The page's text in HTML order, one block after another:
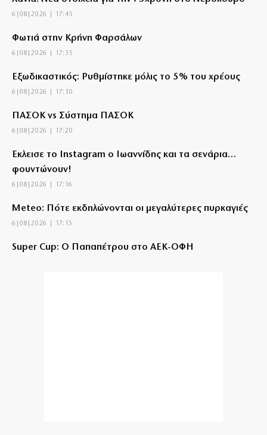
6|08|2026 | 17:45
Φωτιά στην Κρήνη Φαρσάλων
6|08|2026 | 17:35
Εξωδικαστικός: Ρυθμίστηκε μόλις το 5% του χρέους
6|08|2026 | 17:30
ΠΑΣΟΚ vs Σύστημα ΠΑΣΟΚ
6|08|2026 | 17:20
Έκλεισε το Instagram ο Ιωαννίδης και τα σενάρια…
φουντώνουν!
6|08|2026 | 17:16
Meteo: Πότε εκδηλώνονται οι μεγαλύτερες πυρκαγιές
6|08|2026 | 17:15
Super Cup: Ο Παπαπέτρου στο ΑΕΚ-ΟΦΗ